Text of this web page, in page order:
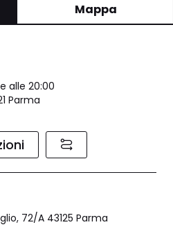
Mappa
alle 20:00
Parma
72/A 43125 Parma